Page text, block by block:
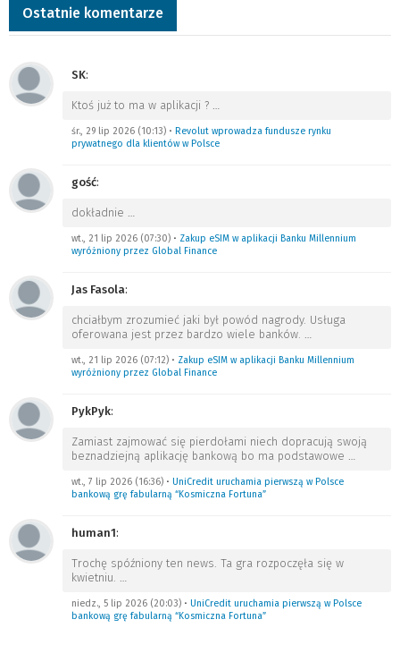
Ostatnie komentarze
SK:
Ktoś już to ma w aplikacji ? …
śr., 29 lip 2026 (10:13) • Revolut wprowadza fundusze rynku
prywatnego dla klientów w Polsce
gość:
dokładnie …
wt., 21 lip 2026 (07:30) • Zakup eSIM w aplikacji Banku Millennium
wyróżniony przez Global Finance
Jas Fasola:
chciałbym zrozumieć jaki był powód nagrody. Usługa
oferowana jest przez bardzo wiele banków. …
wt., 21 lip 2026 (07:12) • Zakup eSIM w aplikacji Banku Millennium
wyróżniony przez Global Finance
PykPyk:
Zamiast zajmować się pierdołami niech dopracują swoją
beznadziejną aplikację bankową bo ma podstawowe …
wt., 7 lip 2026 (16:36) • UniCredit uruchamia pierwszą w Polsce
bankową grę fabularną “Kosmiczna Fortuna”
human1:
Trochę spóźniony ten news. Ta gra rozpoczęła się w
kwietniu. …
niedz., 5 lip 2026 (20:03) • UniCredit uruchamia pierwszą w Polsce
bankową grę fabularną “Kosmiczna Fortuna”